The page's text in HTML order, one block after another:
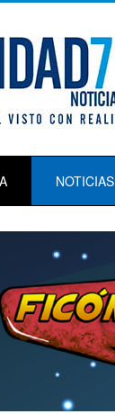
NOTICIAS